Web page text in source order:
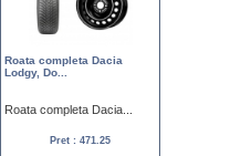
Roata completa Dacia
Lodgy, Do...
Roata completa Dacia...
Pret : 471.25